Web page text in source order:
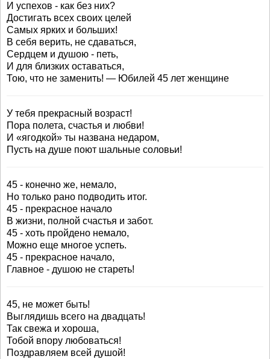
И успехов - как без них?
Достигать всех своих целей
Самых ярких и больших!
В себя верить, не сдаваться,
Сердцем и душою - петь,
И для близких оставаться,
Тою, что не заменить! — Юбилей 45 лет женщине
У тебя прекрасный возраст!
Пора полета, счастья и любви!
И «ягодкой» ты названа недаром,
Пусть на душе поют шальные соловьи!
45 - конечно же, немало,
Но только рано подводить итог.
45 - прекрасное начало
В жизни, полной счастья и забот.
45 - хоть пройдено немало,
Можно еще многое успеть.
45 - прекрасное начало,
Главное - душою не стареть!
45, не может быть!
Выглядишь всего на двадцать!
Так свежа и хороша,
Тобой впору любоваться!
Поздравляем всей душой!